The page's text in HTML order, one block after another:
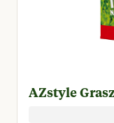
AZstyle